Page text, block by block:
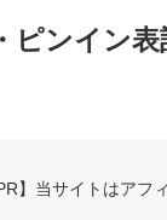
ピンイン
PR】当サイトはアフ